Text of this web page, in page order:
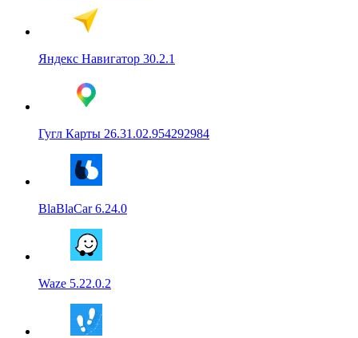
Яндекс Навигатор 30.2.1
Гугл Карты 26.31.02.954292984
BlaBlaCar 6.24.0
Waze 5.22.0.2